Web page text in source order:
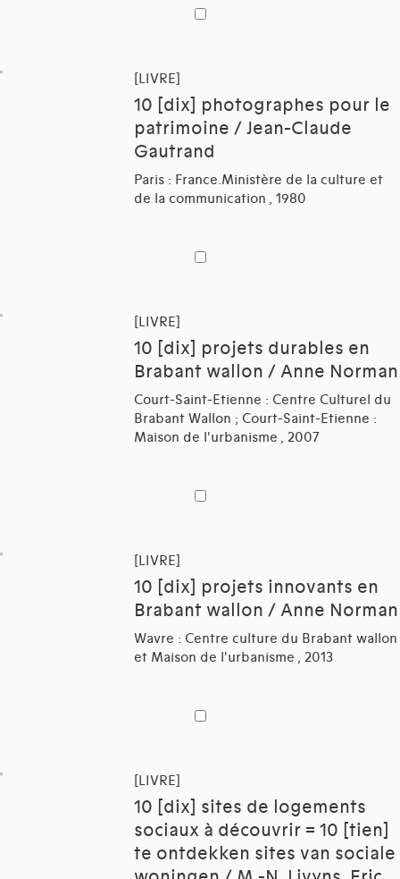
[LIVRE]
10 [dix] photographes pour le
patrimoine / Jean-Claude
Gautrand
Paris : France.Ministère de la culture et
de la communication , 1980
[LIVRE]
10 [dix] projets durables en
Brabant wallon / Anne Norman
Court-Saint-Etienne : Centre Culturel du
Brabant Wallon ; Court-Saint-Etienne :
Maison de l'urbanisme , 2007
[LIVRE]
10 [dix] projets innovants en
Brabant wallon / Anne Norman
Wavre : Centre culture du Brabant wallon
et Maison de l'urbanisme , 2013
[LIVRE]
10 [dix] sites de logements
sociaux à découvrir = 10 [tien]
te ontdekken sites van sociale